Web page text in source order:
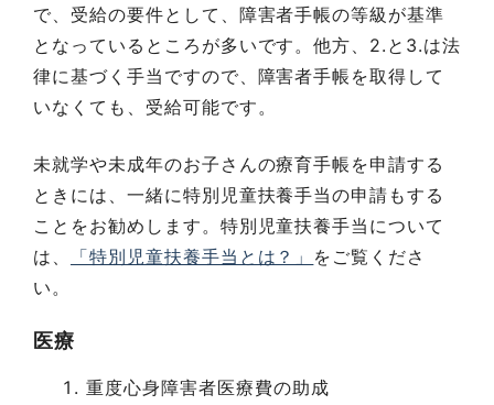
で、受給の要件として、障害者手帳の等級が基準
となっているところが多いです。他方、2.と3.は法
律に基づく手当ですので、障害者手帳を取得して
いなくても、受給可能です。
未就学や未成年のお子さんの療育手帳を申請する
ときには、一緒に特別児童扶養手当の申請もする
ことをお勧めします。特別児童扶養手当について
は、
「特別児童扶養手当とは？」 をご覧くださ
い。
医療
重度心身障害者医療費の助成